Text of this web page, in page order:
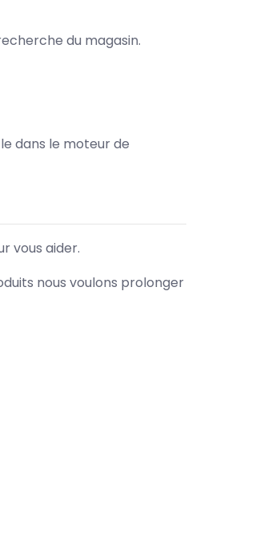
du magasin.
dans le moteur de
vous aider.
nous voulons prolonger